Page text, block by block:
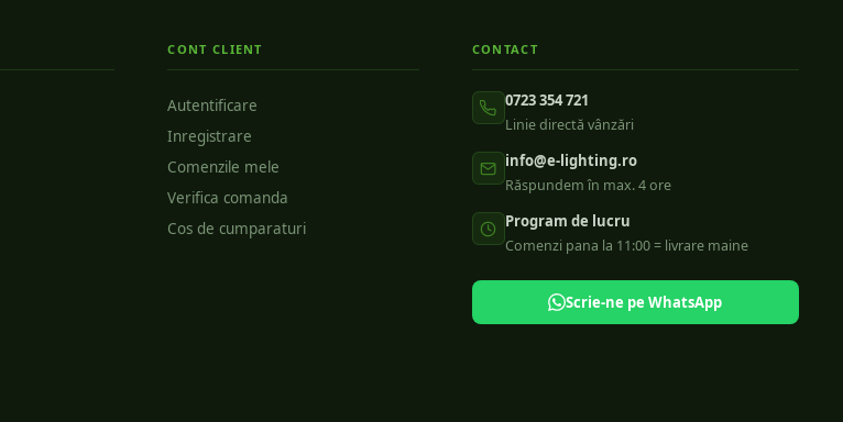
CONT CLIENT
Autentificare
Inregistrare
Comenzile mele
Verifica comanda
Cos de cumparaturi
CONTACT
0723 354 721
Linie directă vânzări
info@e-lighting.ro
Răspundem în max. 4 ore
Program de lucru
Comenzi pana la 11:00 = livrare maine
Scrie-ne pe WhatsApp